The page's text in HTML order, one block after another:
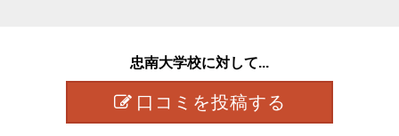
忠南大学校に対して...
口コミを投稿する